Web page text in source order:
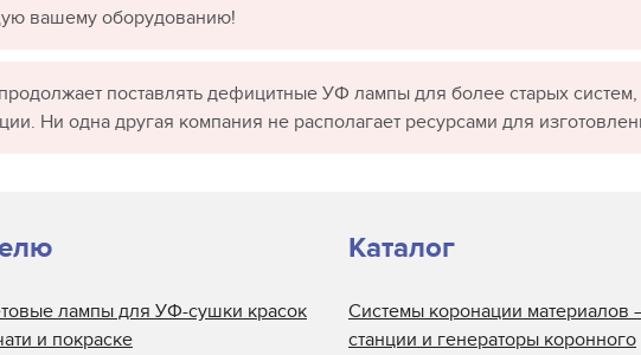
вашему оборудованию!
поставлять дефицитные УФ лампы для более старых
Ни одна другая компания не располагает ресурсами для
лампы для УФ-сушки красок
и покраске
Каталог
Системы коронации материалов
станции и генераторы коронного